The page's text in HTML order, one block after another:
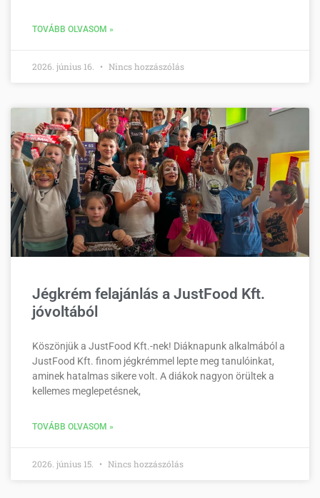
TOVÁBB OLVASOM »
2026. június 16. Nincs hozzászólás
Jégkrém felajánlás a JustFood Kft.
jóvoltából
Köszönjük a JustFood Kft.-nek! Diáknapunk alkalmából a
JustFood Kft. finom jégkrémmel lepte meg tanulóinkat,
aminek hatalmas sikere volt. A diákok nagyon örültek a
kellemes meglepetésnek,
TOVÁBB OLVASOM »
2026. június 15. Nincs hozzászólás